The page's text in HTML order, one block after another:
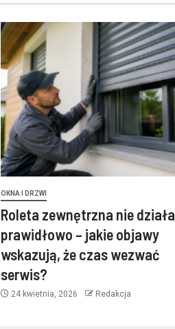
OKNA I DRZWI
Roleta zewnętrzna nie działa
prawidłowo – jakie objawy
wskazują, że czas wezwać
serwis?
24 kwietnia, 2026 Redakcja